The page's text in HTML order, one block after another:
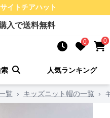
イトチアハット
入で送料無料
0 0
人気ランキング
覧 › キッズニット帽の一覧 ›